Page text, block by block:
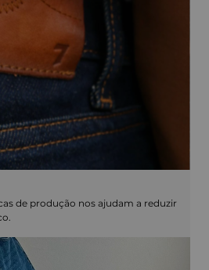
de produção nos ajudam a reduzir